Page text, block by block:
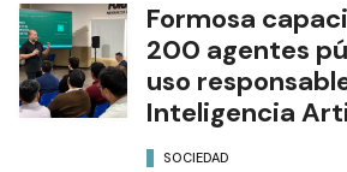
Formosa
200 agentes
uso
Inteligencia
SOCIEDAD